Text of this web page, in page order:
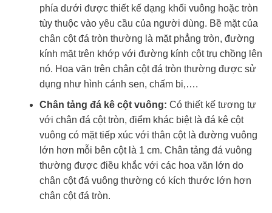
phía dưới được thiết kế dạng khối vuông hoặc tròn
tùy thuộc vào yêu cầu của người dùng. Bề mặt của
chân cột đá tròn thường là mặt phẳng tròn, đường
kính mặt trên khớp với đường kính cột trụ chồng lên
nó. Hoa văn trên chân cột đá tròn thường được sử
dụng như hình cánh sen, chấm bi,….
Chân tảng đá kê cột vuông: Có thiết kế tương tự
với chân đá cột tròn, điểm khác biệt là đá kê cột
vuông có mặt tiếp xúc với thân cột là đường vuông
lớn hơn mỗi bên cột là 1 cm. Chân tảng đá vuông
thường được điều khắc với các hoa văn lớn do
chân cột đá vuông thường có kích thước lớn hơn
chân cột đá tròn.